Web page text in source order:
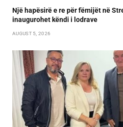
Një hapësirë e re për fëmijët në
inaugurohet këndi i lodrave
AUGUST 5, 2026